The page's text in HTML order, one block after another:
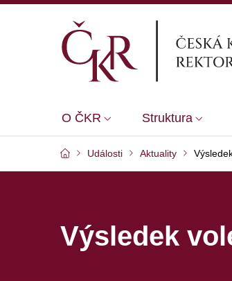
O ČKR Struktura
Události Aktuality
Výsledek